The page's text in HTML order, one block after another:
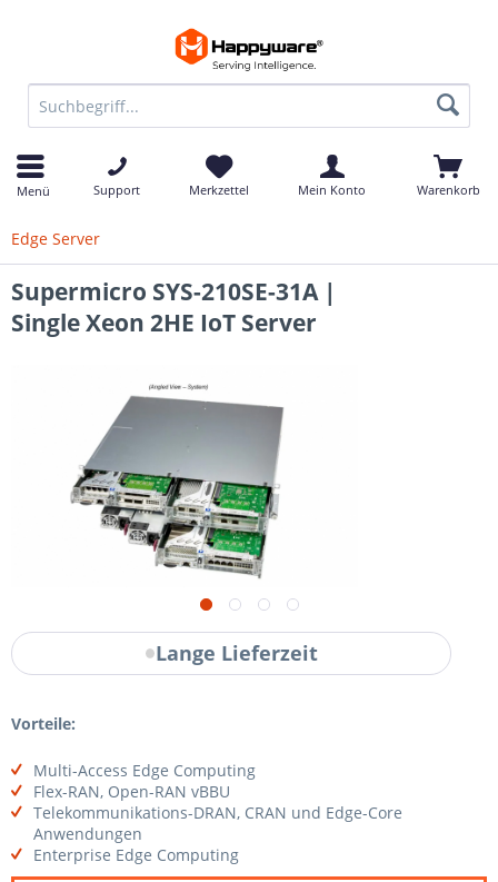
Menü Support Merkzettel Mein Konto Warenkorb
Edge Server
Supermicro SYS-210SE-31A |
Single Xeon 2HE IoT Server
Lange Lieferzeit
Vorteile:
Multi-Access Edge Computing
Flex-RAN, Open-RAN vBBU
Telekommunikations-DRAN, CRAN und Edge-Core
Anwendungen
Enterprise Edge Computing